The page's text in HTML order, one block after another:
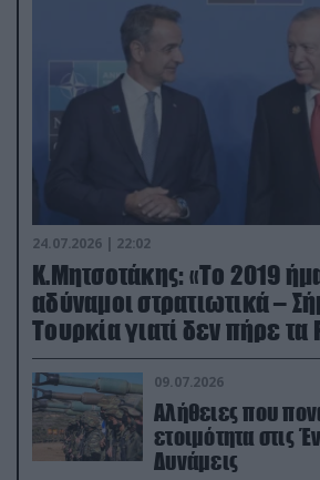
24.07.2026 | 22:02
Κ.Μητσοτάκης: «Το 2019
αδύναμοι στρατιωτικά –
Τουρκία γιατί δεν πήρε τα
(βίντεο)
09.07.2026
Αλήθειες που
ετοιμότητα στις
Δυνάμεις